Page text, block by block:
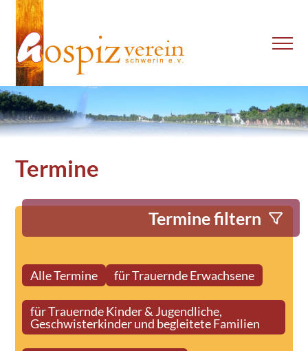
Termine
Termine filtern
Alle Termine für Trauernde Erwachsene
für Trauernde Kinder & Jugendliche,
Geschwisterkinder und begleitete Familien